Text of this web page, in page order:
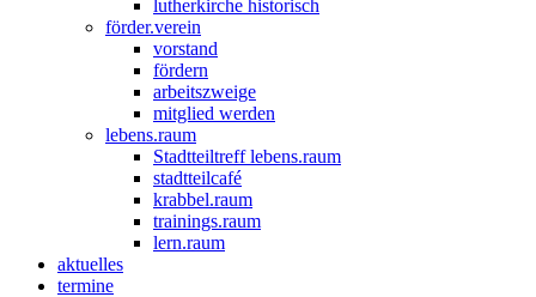
lutherkirche historisch
förder.verein
vorstand
fördern
arbeitszweige
mitglied werden
lebens.raum
Stadtteiltreff lebens.raum
stadtteilcafé
krabbel.raum
trainings.raum
lern.raum
aktuelles
termine